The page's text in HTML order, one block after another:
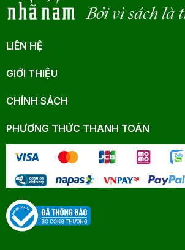
Bởi vì sách là
LIÊN HỆ
GIỚI THIỆU
CHÍNH SÁCH
PHƯƠNG THỨC THANH TOÁN